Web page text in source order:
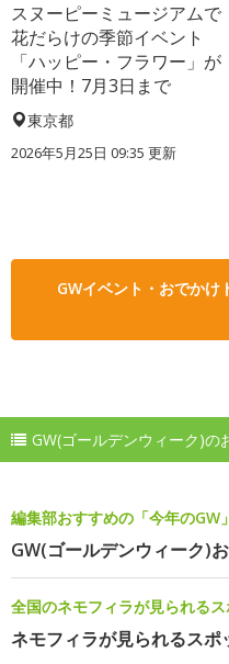
スヌーピーミュージアムで
花だらけの季節イベント
「ハッピー・フラワー」が
開催中！7月3日まで
東京都
2026年5月25日 09:35 更新
GWイベント・おでかけ
GW(ゴールデンウィーク)の
編集部おすすめの「今年のGW
GW(ゴールデンウィーク)
全国のネモフィラが見られる
ネモフィラが見られるスポ